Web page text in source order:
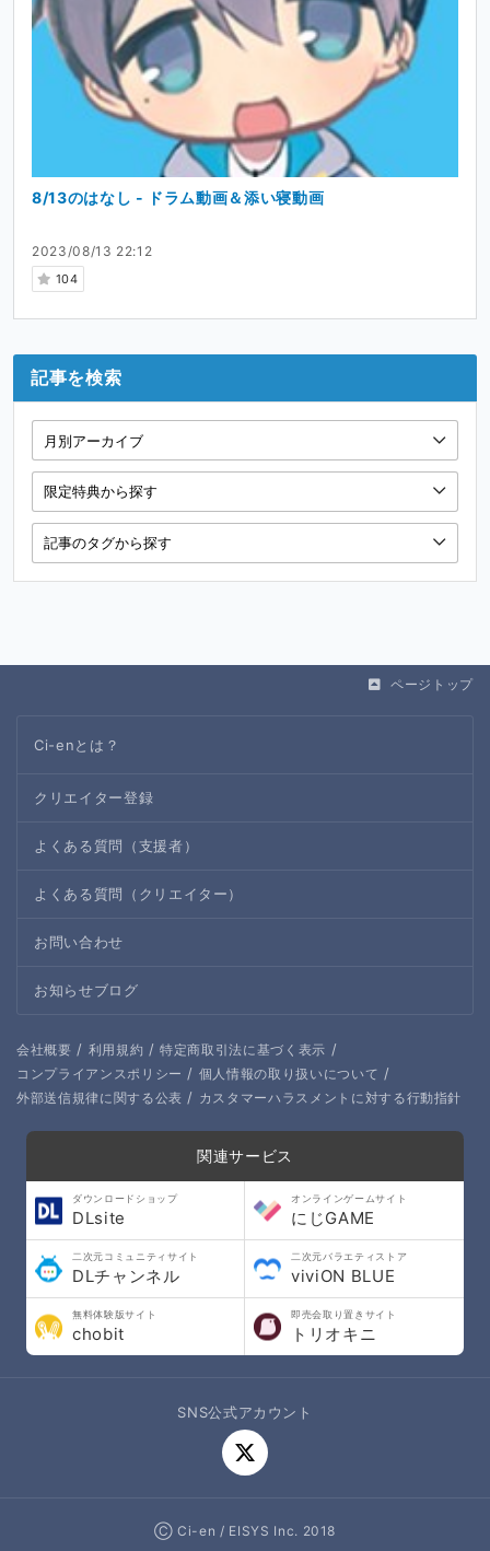
2023/08/13 22:12
104
8/13のはなし - ドラム動画＆添い寝動画
記事を検索
ページトップ
Ci-enとは？
クリエイター登録
よくある質問（支援者）
よくある質問（クリエイター）
お問い合わせ
お知らせブログ
会社概要 / 利用規約 / 特定商取引法に基づく表示 /
コンプライアンスポリシー / 個人情報の取り扱いについて /
外部送信規律に関する公表 / カスタマーハラスメントに対する行動指針
関連サービス
ダウンロードショップ
DLsite
オンラインゲームサイト
にじGAME
二次元コミュニティサイト
DLチャンネル
二次元バラエティストア
viviON BLUE
無料体験版サイト
chobit
即売会取り置きサイト
トリオキニ
SNS公式アカウント
Ⓒ Ci-en / EISYS Inc. 2018